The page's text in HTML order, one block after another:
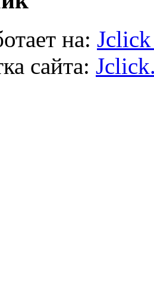
на:
сайта: